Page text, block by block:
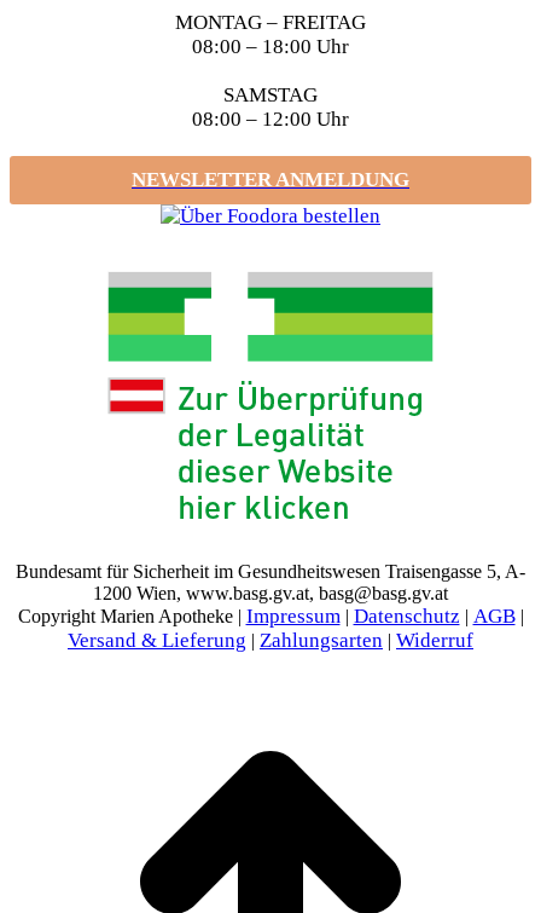
MONTAG – FREITAG
08:00 – 18:00 Uhr
SAMSTAG
08:00 – 12:00 Uhr
NEWSLETTER ANMELDUNG
Bundesamt für Sicherheit im Gesundheitswesen Traisengasse 5, A-
1200 Wien, www.basg.gv.at, basg@basg.gv.at
Copyright Marien Apotheke | Impressum| Datenschutz | AGB|
Versand & Lieferung | Zahlungsarten | Widerruf